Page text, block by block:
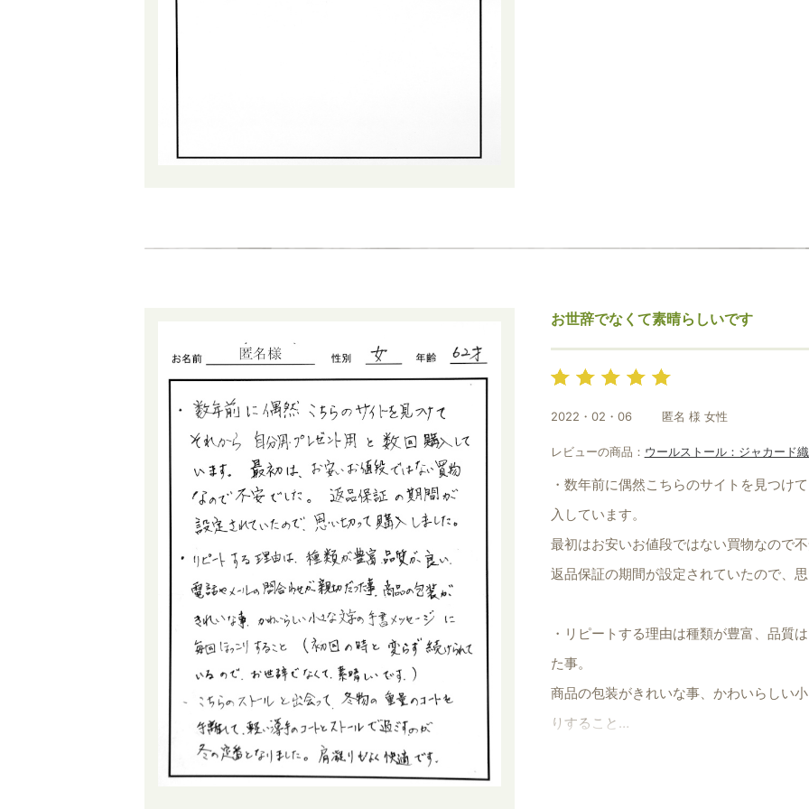
お世辞でなくて素晴らしいです
2022・02・06 匿名 様 女性
レビューの商品： ウールストール：ジャカード織
・数年前に偶然こちらのサイトを見つけ
入しています。
最初はお安いお値段ではない買物なので不
返品保証の期間が設定されていたので、思
・リピートする理由は種類が豊富、品質
た事。
商品の包装がきれいな事、かわいらしい
りすること